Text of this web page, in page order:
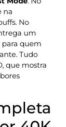
na
No
um
para quem
Tudo
que mostra